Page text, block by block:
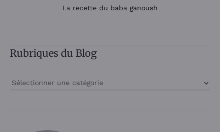
La recette du baba ganoush
Rubriques du Blog
Rubriques